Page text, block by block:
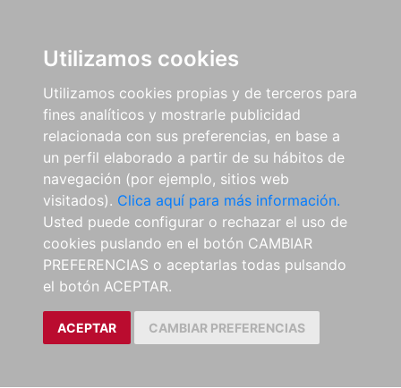
Utilizamos cookies
Utilizamos cookies propias y de terceros para
fines analíticos y mostrarle publicidad
relacionada con sus preferencias, en base a
un perfil elaborado a partir de su hábitos de
navegación (por ejemplo, sitios web
visitados). Clica aquí para más información.
Usted puede configurar o rechazar el uso de
cookies puslando en el botón CAMBIAR
PREFERENCIAS o aceptarlas todas pulsando
el botón ACEPTAR.
ACEPTAR CAMBIAR PREFERENCIAS